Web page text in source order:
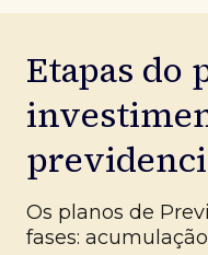
Etapas do
Os planos de
fases: